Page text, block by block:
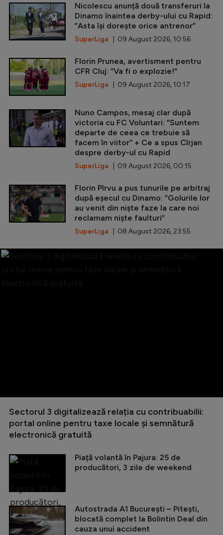
Nicolescu anunță două transferuri la
Dinamo înaintea derby-ului cu Rapid:
”Asta își dorește orice antrenor”
SuperLiga | 09 August 2026, 10:56
Florin Prunea, avertisment pentru
CFR Cluj: ”Va fi o explozie!”
SuperLiga | 09 August 2026, 10:17
Nuno Campos, mesaj clar după
victoria cu FC Voluntari: ”Suntem
departe de ceea ce trebuie să
facem în viitor” + Ce a spus Cîrjan
despre derby-ul cu Rapid
SuperLiga | 09 August 2026, 00:15
Florin Pîrvu a pus tunurile pe arbitraj
după eșecul cu Dinamo: ”Golurile lor
au venit din niște faze la care noi
reclamam niște faulturi”
SuperLiga | 08 August 2026, 23:55
Sectorul 3 digitalizează relația cu contribuabilii:
portal online pentru taxe locale și semnătură
electronică gratuită
Piață volantă în Pajura: 25 de
producători, 3 zile de weekend
Autostrada A1 București – Pitești,
blocată complet la Bolintin Deal din
cauza unui accident